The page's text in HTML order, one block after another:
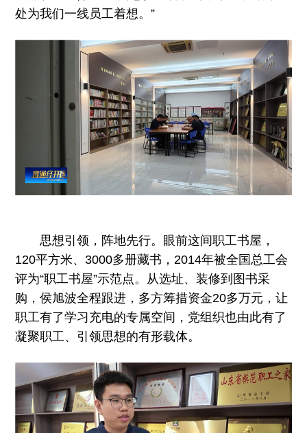
处为我们一线员工着想。”
思想引领，阵地先行。眼前这间职工书屋，
120平方米、3000多册藏书，2014年被全国总工会
评为“职工书屋”示范点。从选址、装修到图书采
购，侯旭波全程跟进，多方筹措资金20多万元，让
职工有了学习充电的专属空间，党组织也由此有了
凝聚职工、引领思想的有形载体。